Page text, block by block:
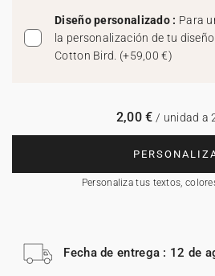
Diseño personalizado : Para
la personalización de tu
Cotton Bird. (+59,00 €)
Personaliza tus textos,
2,00 € / unidad a
Fecha de entrega : 12 de